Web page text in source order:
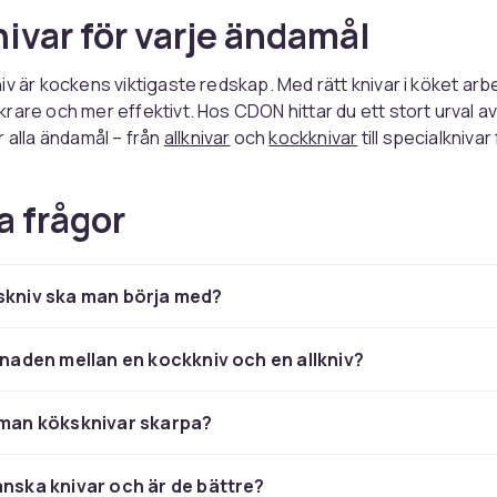
för varje ändamål
är kockens viktigaste redskap. Med rätt knivar i köket
och mer effektivt. Hos CDON hittar du ett stort urval av
ändamål – från allknivarochkockknivartill
kniv för rätt uppgift
är kökets arbetshäst och hanterar de flesta
sitt sågade blad skär bröd och bakverk utan att krossa
knivar – precision och
har blivit allt populärare bland hemmakockar och
frågor
ska man börja med?
mellan en kockkniv och en allkniv?
köksknivar skarpa?
knivar och är de bättre?